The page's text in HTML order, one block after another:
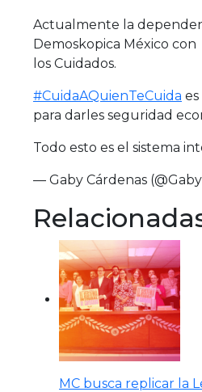
Actualmente la
Demoskopica México
los Cuidados.
#CuidaAQuienTeCuida
para darles seguridad
Todo esto es el sistema
— Gaby Cárdenas
MC busca replicar la